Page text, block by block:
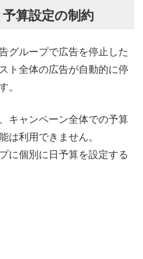
算設定の制約
グループで広告を停止した
ト全体の広告が自動的に停
キャンペーン全体での予算
は利用できません。
に個別に日予算を設定する